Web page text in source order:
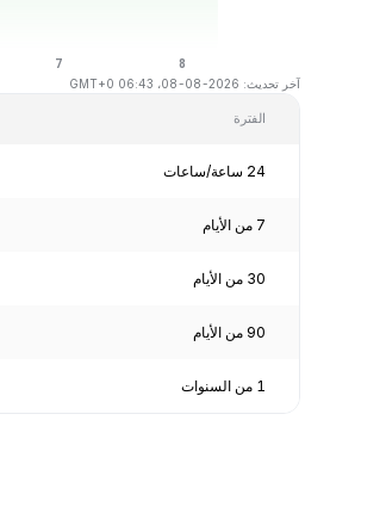
آخر تحديث: 2026-08-08، 06:43 GMT+0
الفترة
24 ساعة/ساعات
7 من الأيام
30 من الأيام
90 من الأيام
1 من السنوات